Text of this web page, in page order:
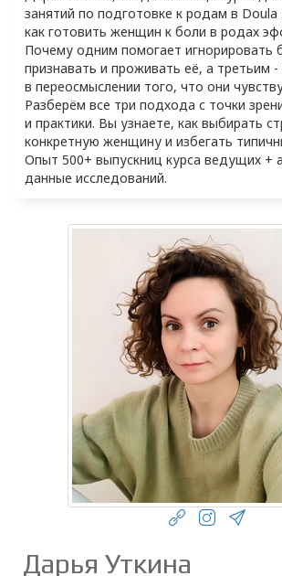
занятий по подготовке к родам в Doula
как готовить женщин к боли в родах
Почему одним помогает игнорировать
признавать и проживать её, а третьим
в переосмыслении того, что они
Разберём все три подхода с точки
и практики. Вы узнаете, как выбирать
конкретную женщину и избегать
Опыт 500+ выпускниц курса ведущих +
данные исследований.
Дарья Уткина